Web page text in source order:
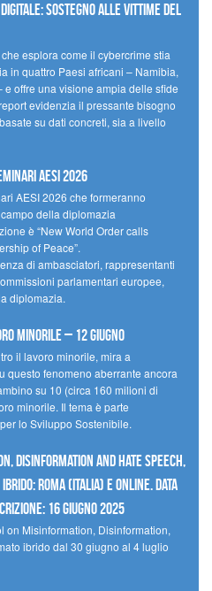
digitale: sostegno alle vittime del
esplora come il cybercrime stia
in quattro Paesi africani – Namibia,
offre una visione ampia delle sfide
evidenzia il pressante bisogno
su dati concreti, sia a livello
AESI 2026
AESI 2026 che formeranno
della diplomazia
è “New World Order calls
of Peace”.
di ambasciatori, rappresentanti
parlamentari europee,
diplomazia.
minorile – 12 giugno
il lavoro minorile, mira a
questo fenomeno aberrante ancora
su 10 (circa 160 milioni di
minorile. Il tema è parte
lo Sviluppo Sostenibile.
Disinformation and Hate Speech,
Roma (Italia) e online. Data
16 giugno 2025
on Misinformation, Disinformation,
ibrido dal 30 giugno al 4 luglio